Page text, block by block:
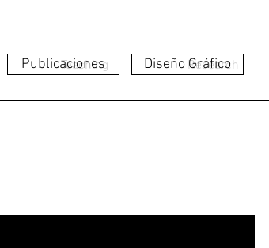
Teaching Research
Publicaciones Diseño Gráfico